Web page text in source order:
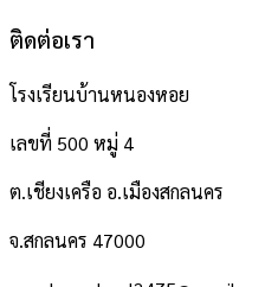
ติดต่อเรา
โรงเรียนบ้านหนองหอย
เลขที่ 500 หมู่ 4
ต.เชียงเครือ อ.เมืองสกลนคร
จ.สกลนคร 47000